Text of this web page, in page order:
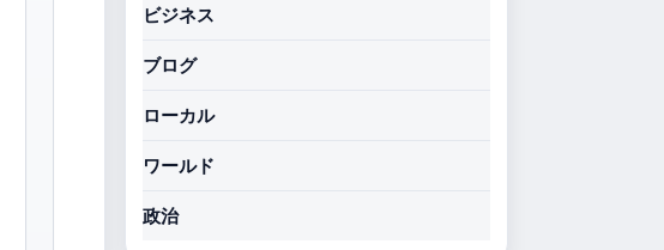
ビジネス
ブログ
ローカル
ワールド
政治